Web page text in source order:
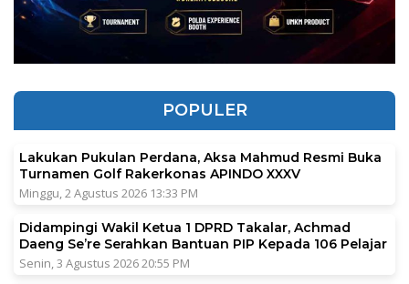
POPULER
Lakukan Pukulan Perdana, Aksa Mahmud Resmi Buka
Turnamen Golf Rakerkonas APINDO XXXV
Minggu, 2 Agustus 2026 13:33 PM
Didampingi Wakil Ketua 1 DPRD Takalar, Achmad
Daeng Se’re Serahkan Bantuan PIP Kepada 106 Pelajar
Senin, 3 Agustus 2026 20:55 PM